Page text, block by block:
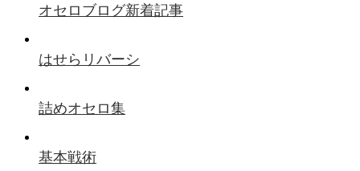
オセロブログ新着記事
はせらリバーシ
詰めオセロ集
基本戦術